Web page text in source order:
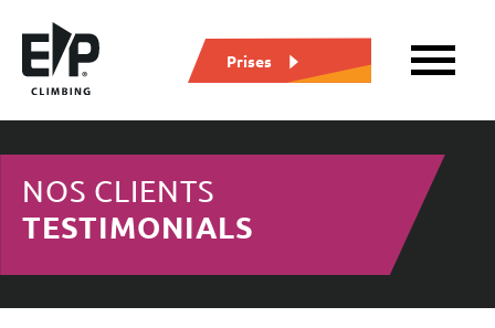
Prises
NOS CLIENTS
TESTIMONIALS